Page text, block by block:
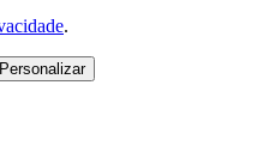
.
Personalizar